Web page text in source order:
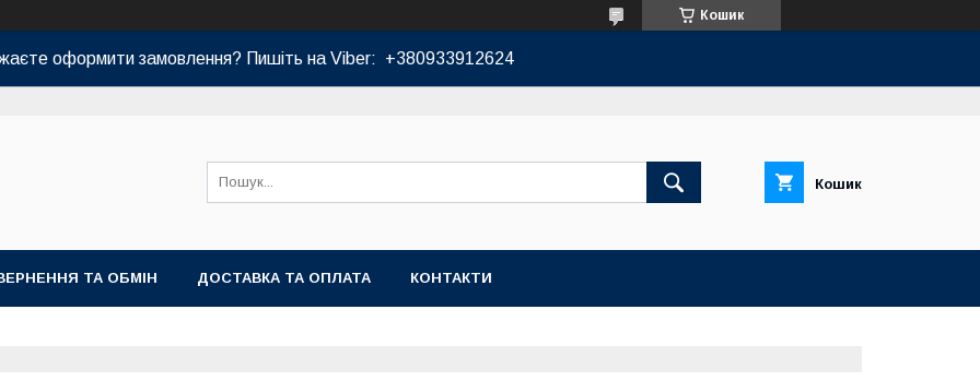
Кошик
оформити замовлення? Пишіть на Viber: +380933912624
Кошик
ТА ОБМІН ДОСТАВКА ТА ОПЛАТА КОНТАКТИ